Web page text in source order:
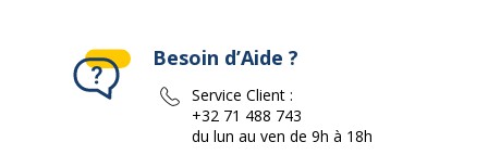
Besoin d’Aide ?
Service Client :
+32 71 488 743
du lun au ven de 9h à 18h